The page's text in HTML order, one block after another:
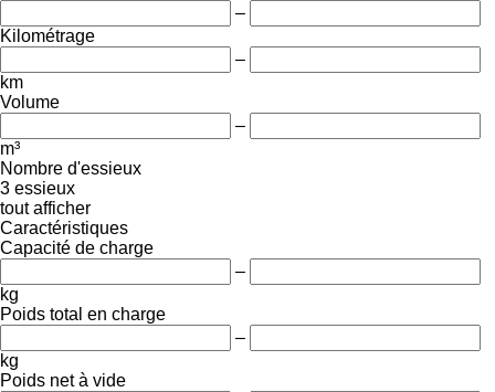
–
Kilométrage
–
km
Volume
–
m³
Nombre d'essieux
3 essieux
tout afficher
Caractéristiques
Capacité de charge
–
kg
Poids total en charge
–
kg
Poids net à vide